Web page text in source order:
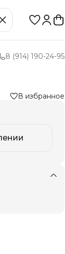
8 (914) 190-24-95
В избранное